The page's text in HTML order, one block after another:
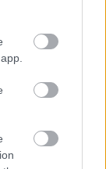
a
mindig